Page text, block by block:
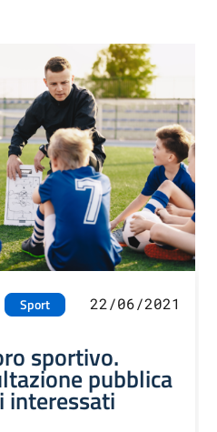
Sport 22/06/2021
sportivo.
pubblica